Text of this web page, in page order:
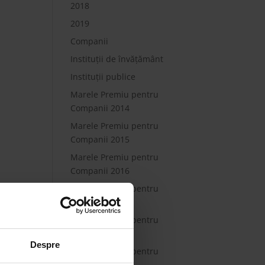
Despre
2018
2019
Companii
Instituții de învățământ
Instituții publice
Marele Premiu pentru
Companii 2014
Marele Premiu pentru
Companii 2015
Marele Premiu pentru
Companii 2016
Marele Premiu pentru
Companii 2017
Marele Premiu pentru
Marele Premiu pentru